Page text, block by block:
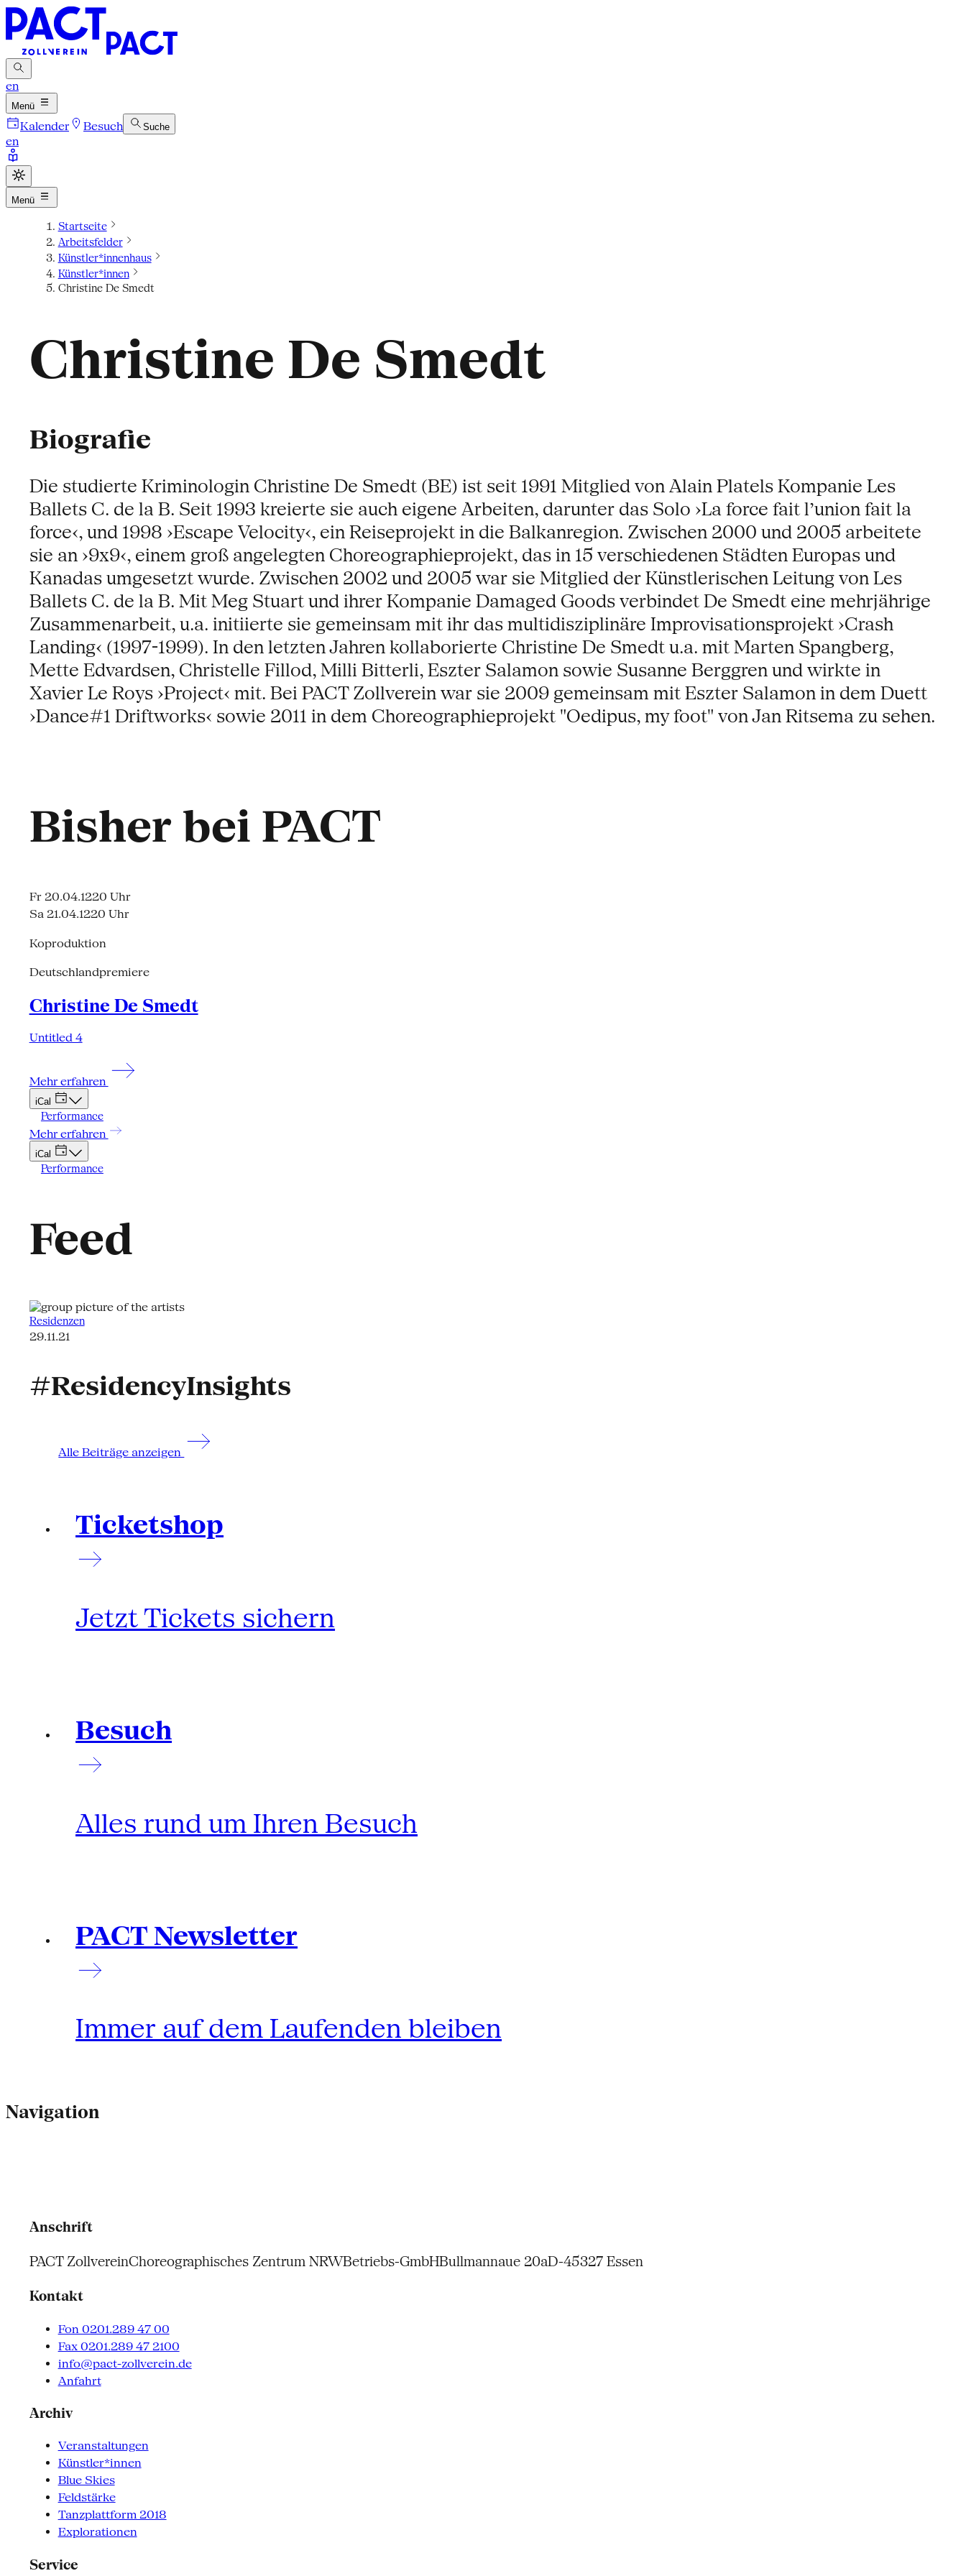
en
Menü
Kalender Besuch Suche
en
Menü
Startseite
Arbeitsfelder
Künstler*innenhaus
Künstler*innen
Christine De Smedt
Christine De Smedt
Biografie
Die studierte Kriminologin Christine De Smedt (BE) ist seit 1991 Mitglied von Alain Platels Kompanie Les
Ballets C. de la B. Seit 1993 kreierte sie auch eigene Arbeiten, darunter das Solo ›La force fait l’union fait la
force‹, und 1998 ›Escape Velocity‹, ein Reiseprojekt in die Balkanregion. Zwischen 2000 und 2005 arbeitete
sie an ›9x9‹, einem groß angelegten Choreographieprojekt, das in 15 verschiedenen Städten Europas und
Kanadas umgesetzt wurde. Zwischen 2002 und 2005 war sie Mitglied der Künstlerischen Leitung von Les
Ballets C. de la B. Mit Meg Stuart und ihrer Kompanie Damaged Goods verbindet De Smedt eine mehrjährige
Zusammenarbeit, u.a. initiierte sie gemeinsam mit ihr das multidisziplinäre Improvisationsprojekt ›Crash
Landing‹ (1997-1999). In den letzten Jahren kollaborierte Christine De Smedt u.a. mit Marten Spangberg,
Mette Edvardsen, Christelle Fillod, Milli Bitterli, Eszter Salamon sowie Susanne Berggren und wirkte in
Xavier Le Roys ›Project‹ mit. Bei PACT Zollverein war sie 2009 gemeinsam mit Eszter Salamon in dem Duett
›Dance#1 Driftworks‹ sowie 2011 in dem Choreographieprojekt "Oedipus, my foot" von Jan Ritsema zu sehen.
Bisher bei PACT
Fr 20.04.1220 Uhr
Sa 21.04.1220 Uhr
Koproduktion
Deutschlandpremiere
Christine De Smedt
Untitled 4
Mehr erfahren
iCal
Performance
Mehr erfahren
iCal
Performance
Feed
Residenzen
29.11.21
#ResidencyInsights
Alle Beiträge anzeigen
Ticketshop
Jetzt Tickets sichern
Besuch
Alles rund um Ihren Besuch
PACT Newsletter
Immer auf dem Laufenden bleiben
Navigation
Anschrift
PACT ZollvereinChoreographisches Zentrum NRWBetriebs-GmbHBullmannaue 20aD-45327 Essen
Kontakt
Fon 0201.289 47 00
Fax 0201.289 47 2100
info@pact-zollverein.de
Anfahrt
Archiv
Veranstaltungen
Künstler*innen
Blue Skies
Feldstärke
Tanzplattform 2018
Explorationen
Service